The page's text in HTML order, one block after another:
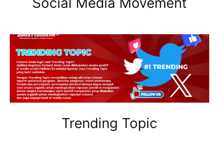
Trending Topic